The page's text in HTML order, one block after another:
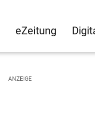
eZeitung